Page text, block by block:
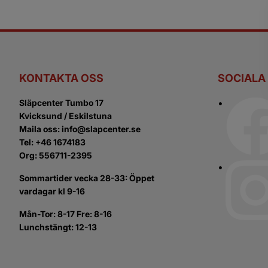
KONTAKTA OSS
Släpcenter Tumbo 17
Kvicksund / Eskilstuna
Maila oss: info@slapcenter.se
Tel: +46 1674183
Org: 556711-2395
Sommartider vecka 28-33: Öppet
vardagar kl 9-16
Mån-Tor: 8-17 Fre: 8-16
Lunchstängt: 12-13
SOCIALA